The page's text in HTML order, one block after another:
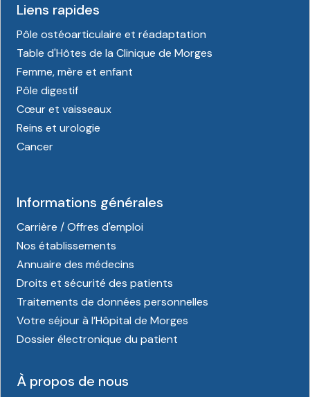
Liens rapides
Pôle ostéoarticulaire et réadaptation
Table d'Hôtes de la Clinique de Morges
Femme, mère et enfant
Pôle digestif
Cœur et vaisseaux
Reins et urologie
Cancer
Informations générales
Carrière / Offres d'emploi
Nos établissements
Annuaire des médecins
Droits et sécurité des patients
Traitements de données personnelles
Votre séjour à l’Hôpital de Morges
Dossier électronique du patient
À propos de nous